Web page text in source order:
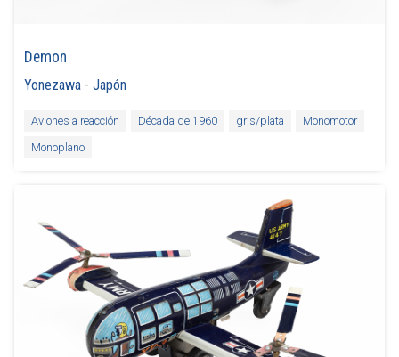
Demon
Yonezawa -Japón
Aviones a reacción Década de 1960 gris/plata
Monomotor
Monoplano